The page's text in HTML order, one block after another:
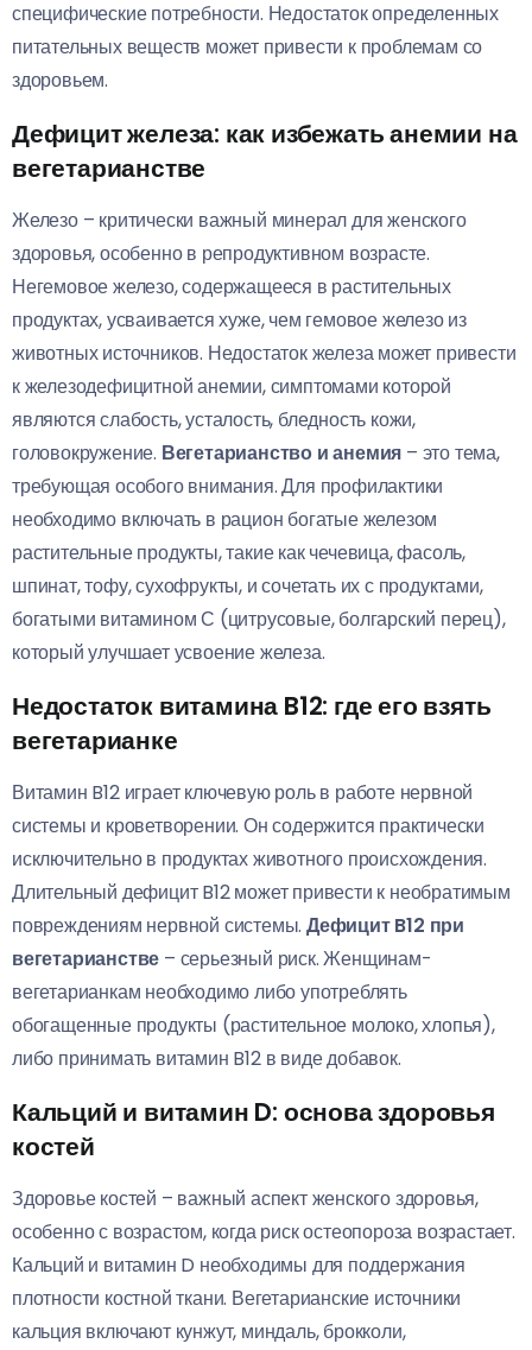
специфические потребности. Недостаток определенных
питательных веществ может привести к проблемам со
здоровьем.
Дефицит железа: как избежать анемии на
вегетарианстве
Железо – критически важный минерал для женского
здоровья, особенно в репродуктивном возрасте.
Негемовое железо, содержащееся в растительных
продуктах, усваивается хуже, чем гемовое железо из
животных источников. Недостаток железа может привести
к железодефицитной анемии, симптомами которой
являются слабость, усталость, бледность кожи,
головокружение. Вегетарианство и анемия – это тема,
требующая особого внимания. Для профилактики
необходимо включать в рацион богатые железом
растительные продукты, такие как чечевица, фасоль,
шпинат, тофу, сухофрукты, и сочетать их с продуктами,
богатыми витамином С (цитрусовые, болгарский перец),
который улучшает усвоение железа.
Недостаток витамина B12: где его взять
вегетарианке
Витамин B12 играет ключевую роль в работе нервной
системы и кроветворении. Он содержится практически
исключительно в продуктах животного происхождения.
Длительный дефицит B12 может привести к необратимым
повреждениям нервной системы. Дефицит B12 при
вегетарианстве – серьезный риск. Женщинам-
вегетарианкам необходимо либо употреблять
обогащенные продукты (растительное молоко, хлопья),
либо принимать витамин B12 в виде добавок.
Кальций и витамин D: основа здоровья
костей
Здоровье костей – важный аспект женского здоровья,
особенно с возрастом, когда риск остеопороза возрастает.
Кальций и витамин D необходимы для поддержания
плотности костной ткани. Вегетарианские источники
кальция включают кунжут, миндаль, брокколи,